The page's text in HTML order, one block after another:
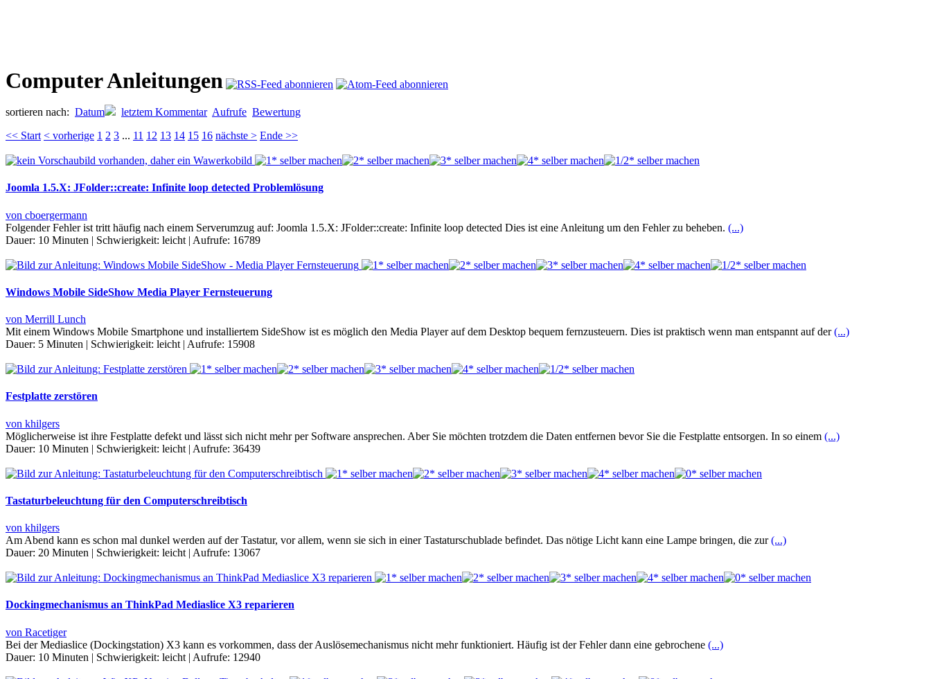
Computer Anleitungen
sortieren nach: Datum letztem Kommentar Aufrufe Bewertung
<< Start < vorherige 1 2 3 ... 11 12 13 14 15 16 nächste > Ende >>
Joomla 1.5.X: JFolder::create: Infinite loop detected Problemlösung
von cboergermann
Folgender Fehler ist tritt häufig nach einem Serverumzug auf: Joomla 1.5.X: JFolder::create: Infinite loop detected Dies ist eine Anleitung um den Fehler zu beheben. (...)
Dauer: 10 Minuten | Schwierigkeit: leicht | Aufrufe: 16789
Windows Mobile SideShow Media Player Fernsteuerung
von Merrill Lunch
Mit einem Windows Mobile Smartphone und installiertem SideShow ist es möglich den Media Player auf dem Desktop bequem fernzusteuern. Dies ist praktisch wenn man entspannt auf der(...)
Dauer: 5 Minuten | Schwierigkeit: leicht | Aufrufe: 15908
Festplatte zerstören
von khilgers
Möglicherweise ist ihre Festplatte defekt und lässt sich nicht mehr per Software ansprechen. Aber Sie möchten trotzdem die Daten entfernen bevor Sie die Festplatte entsorgen. In so einem (...)
Dauer: 10 Minuten | Schwierigkeit: leicht | Aufrufe: 36439
Tastaturbeleuchtung für den Computerschreibtisch
von khilgers
Am Abend kann es schon mal dunkel werden auf der Tastatur, vor allem, wenn sie sich in einer Tastaturschublade befindet. Das nötige Licht kann eine Lampe bringen, die zur(...)
Dauer: 20 Minuten | Schwierigkeit: leicht | Aufrufe: 13067
Dockingmechanismus an ThinkPad Mediaslice X3 reparieren
von Racetiger
Bei der Mediaslice (Dockingstation) X3 kann es vorkommen, dass der Auslösemechanismus nicht mehr funktioniert. Häufig ist der Fehler dann eine gebrochene (...)
Dauer: 10 Minuten | Schwierigkeit: leicht | Aufrufe: 12940